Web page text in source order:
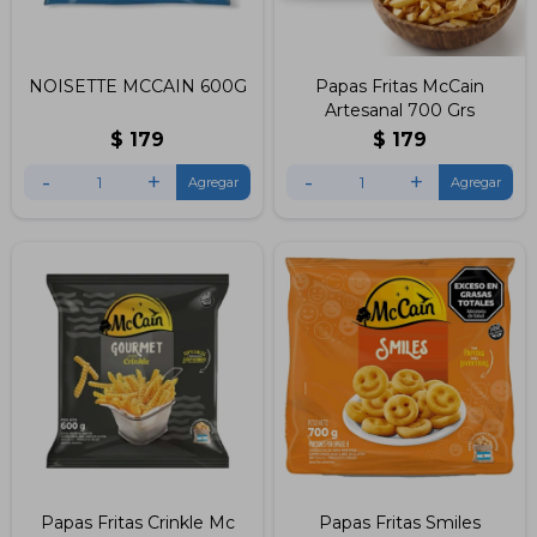
NOISETTE MCCAIN 600G
$ 179
- +
Papas Fritas McCain
Artesanal 700 Grs
$ 179
- +
Papas Fritas Crinkle Mc
Papas Fritas Smiles